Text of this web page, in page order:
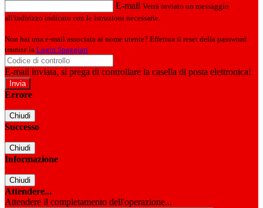
E-mail Verrà inviato un messaggio
all'indirizzo indicato con le istruzioni necessarie.
Non hai una e-mail associata al nome utente? Effettua il reset della password
tramite la Login Spaggiari
E-mail inviata, si prega di controllare la casella di posta elettronica!
Errore
Chiudi
Successo
Chiudi
Informazione
Chiudi
Attendere...
Attendere il completamento dell'operazione...